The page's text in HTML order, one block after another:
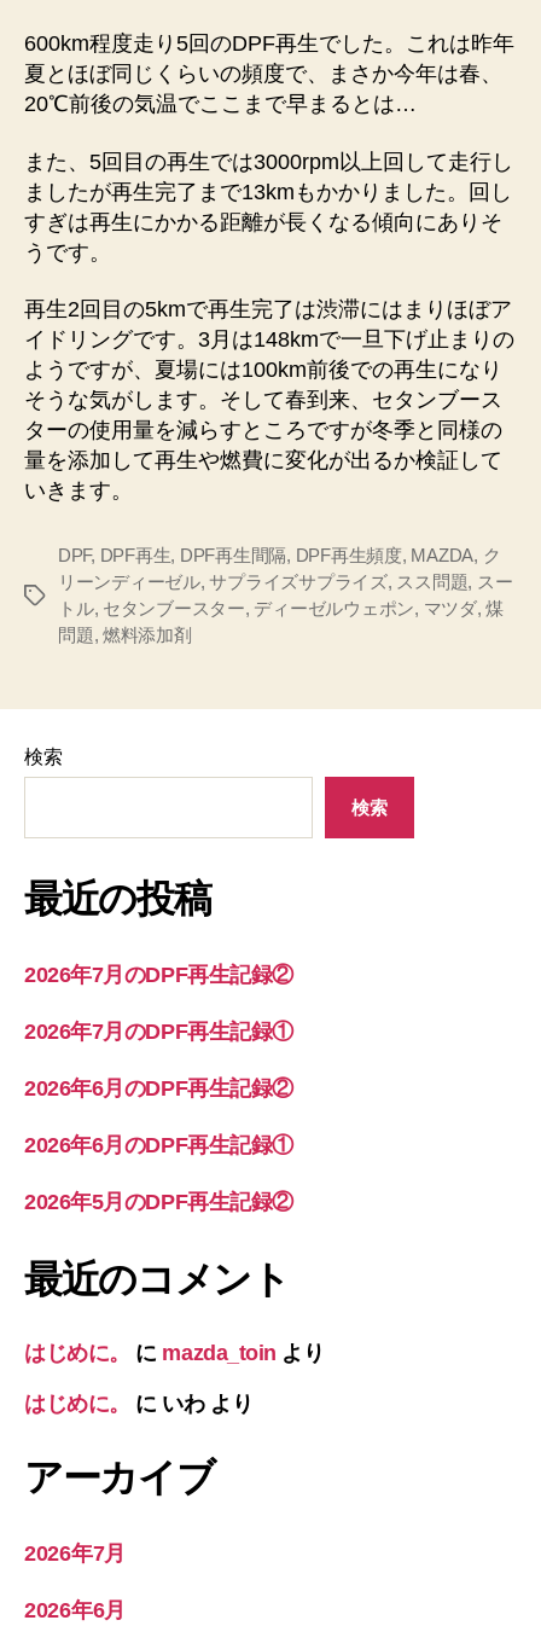
600km程度走り5回のDPF再生でした。これは昨年
夏とほぼ同じくらいの頻度で、まさか今年は春、
20℃前後の気温でここまで早まるとは…
また、5回目の再生では3000rpm以上回して走行し
ましたが再生完了まで13kmもかかりました。回し
すぎは再生にかかる距離が長くなる傾向にありそ
うです。
再生2回目の5kmで再生完了は渋滞にはまりほぼア
イドリングです。3月は148kmで一旦下げ止まりの
ようですが、夏場には100km前後での再生になり
そうな気がします。そして春到来、セタンブース
ターの使用量を減らすところですが冬季と同様の
量を添加して再生や燃費に変化が出るか検証して
いきます。
タ
DPF, DPF再生, DPF再生間隔, DPF再生頻度, MAZDA, ク
リーンディーゼル,サプライズサプライズ, スス問題, スー
トル, セタンブースター, ディーゼルウェポン, マツダ,煤
問題, 燃料添加剤
検索
検索
最近の投稿
2026年7月のDPF再生記録②
2026年7月のDPF再生記録①
2026年6月のDPF再生記録②
2026年6月のDPF再生記録①
2026年5月のDPF再生記録②
最近のコメント
はじめに。 に mazda_toin より
はじめに。 に いわより
アーカイブ
2026年7月
2026年6月